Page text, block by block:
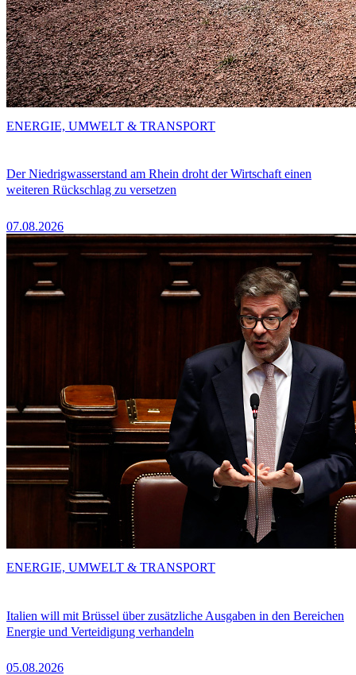
Der Niedrigwasserstand am Rhein droht der Wirtschaft einen
weiteren Rückschlag zu versetzen
07.08.2026
ENERGIE, UMWELT & TRANSPORT
Italien will mit Brüssel über zusätzliche Ausgaben in den Bereichen
Energie und Verteidigung verhandeln
05.08.2026
ENERGIE, UMWELT & TRANSPORT